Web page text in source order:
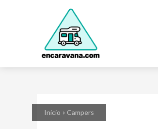
Inicio Campers